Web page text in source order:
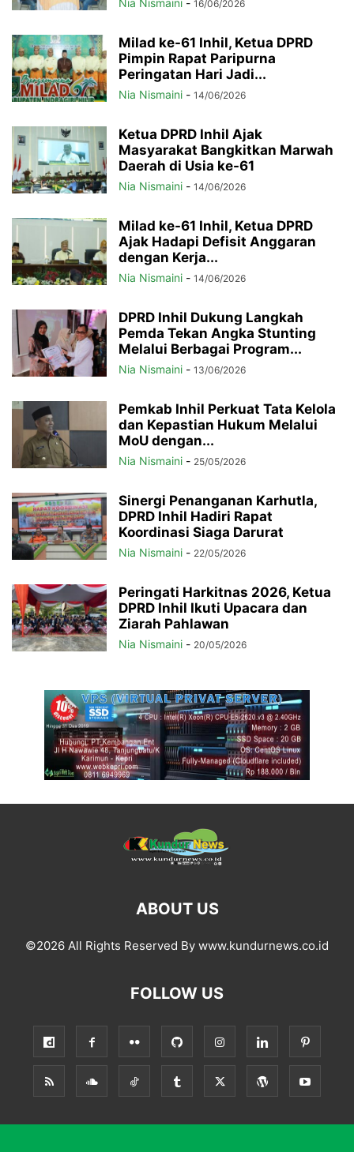
16/06/2026
Milad ke-61 Inhil, Ketua DPRD
Pimpin Rapat Paripurna
Peringatan Hari Jadi...
Nia Nismaini - 14/06/2026
Ketua DPRD Inhil Ajak
Masyarakat Bangkitkan Marwah
Daerah di Usia ke-61
Nia Nismaini - 14/06/2026
Milad ke-61 Inhil, Ketua DPRD
Ajak Hadapi Defisit Anggaran
dengan Kerja...
Nia Nismaini - 14/06/2026
DPRD Inhil Dukung Langkah
Pemda Tekan Angka Stunting
Melalui Berbagai Program...
Nia Nismaini - 13/06/2026
Pemkab Inhil Perkuat Tata Kelola
dan Kepastian Hukum Melalui
MoU dengan...
Nia Nismaini - 25/05/2026
Sinergi Penanganan Karhutla,
DPRD Inhil Hadiri Rapat
Koordinasi Siaga Darurat
Nia Nismaini - 22/05/2026
Peringati Harkitnas 2026, Ketua
DPRD Inhil Ikuti Upacara dan
Ziarah Pahlawan
Nia Nismaini - 20/05/2026
ABOUT US
©2026 All Rights Reserved By www.kundurnews.co.id
FOLLOW US